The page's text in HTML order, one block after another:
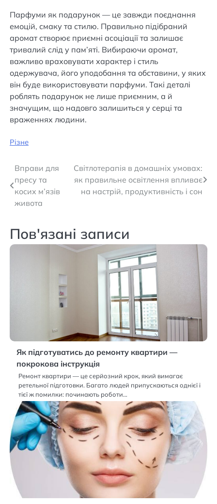
Парфуми як подарунок — це завжди поєднання
емоцій, смаку та стилю. Правильно підібраний
аромат створює приємні асоціації та залишає
тривалий слід у пам’яті. Вибираючи аромат,
важливо враховувати характер і стиль
одержувача, його уподобання та обставини, у яких
він буде використовувати парфуми. Такі деталі
роблять подарунок не лише приємним, а й
значущим, що надовго залишиться у серці та
враженнях людини.
Різне
Навігація
записів
Вправи для
пресу та
косих м’язів
живота
Світлотерапія в домашніх умовах:
як правильне освітлення впливає
на настрій, продуктивність і сон
Пов'язані записи
Як підготуватись до ремонту квартири —
покрокова інструкція
Ремонт квартири — це серйозний крок, який вимагає
ретельної підготовки. Багато людей припускаються однієї і
тієї ж помилки: починають роботи…